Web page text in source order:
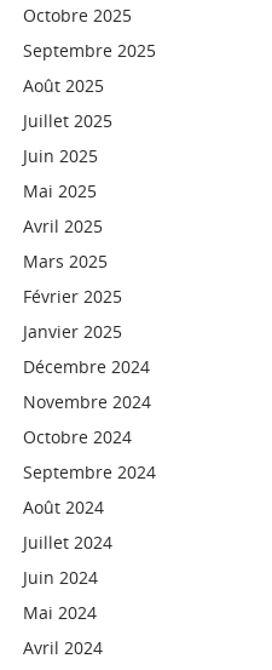
Octobre 2025
Septembre 2025
Août 2025
Juillet 2025
Juin 2025
Mai 2025
Avril 2025
Mars 2025
Février 2025
Janvier 2025
Décembre 2024
Novembre 2024
Octobre 2024
Septembre 2024
Août 2024
Juillet 2024
Juin 2024
Mai 2024
Avril 2024